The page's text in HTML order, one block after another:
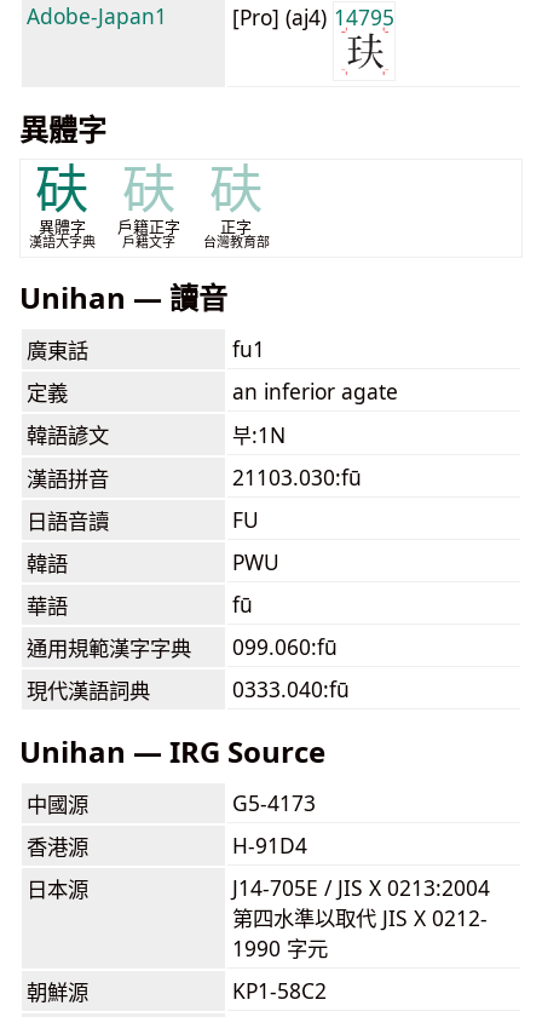
Adobe-Japan1 [Pro] (aj4) 14795
異體字
砆
異體字
漢語大字典
砆
戶籍正字
戶籍文字
砆
正字
台灣教育部
Unihan — 讀音
廣東話
fu1
定義
an inferior agate
韓語諺文
부:1N
漢語拼音
21103.030:fū
日語音讀
FU
韓語
PWU
華語
fū
通用規範漢字字典
099.060:fū
現代漢語詞典
0333.040:fū
Unihan — IRG Source
中國源
G5-4173
香港源
H-91D4
日本源
J14-705E / JIS X 0213:2004
第四水準以取代 JIS X 0212-
1990 字元
朝鮮源
KP1-58C2